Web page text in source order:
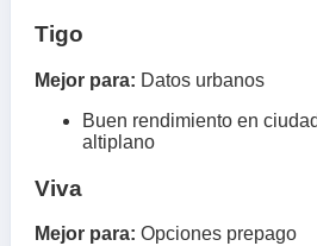
Tigo
Mejor para: Datos urbanos
Buen rendimiento en
altiplano
Viva
Mejor para: Opciones prepago